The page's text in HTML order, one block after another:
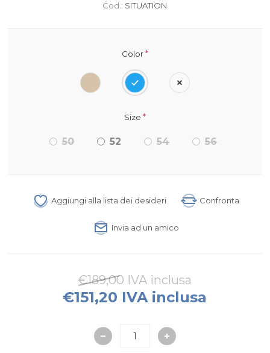
Cod.: SITUATION
Color*
Size *
50 52 54 56
Aggiungi alla lista dei desideri Confronta
Invia ad un amico
€189,00 IVA inclusa
€151,20 IVA inclusa